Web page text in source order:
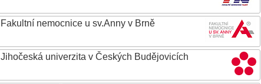
Fakultní nemocnice u sv.Anny v Brně
Jihočeská univerzita v Českých Budějovicích